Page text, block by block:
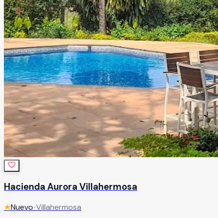
Hacienda Aurora Villahermosa
★Nuevo•Villahermosa